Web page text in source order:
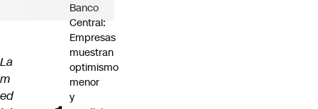
La
m
ed
Banco
Central:
Empresas
muestran
optimismo
menor
y